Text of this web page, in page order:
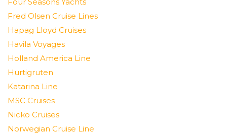
Fred Olsen Cruise Lines
Hapag Lloyd Cruises
Havila Voyages
Holland America Line
Hurtigruten
Katarina Line
MSC Cruises
Nicko Cruises
Norwegian Cruise Line